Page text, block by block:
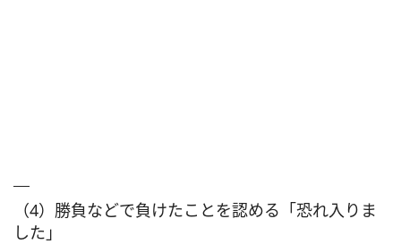
（4）勝負などで負けたことを認める「恐れ入りま
した」